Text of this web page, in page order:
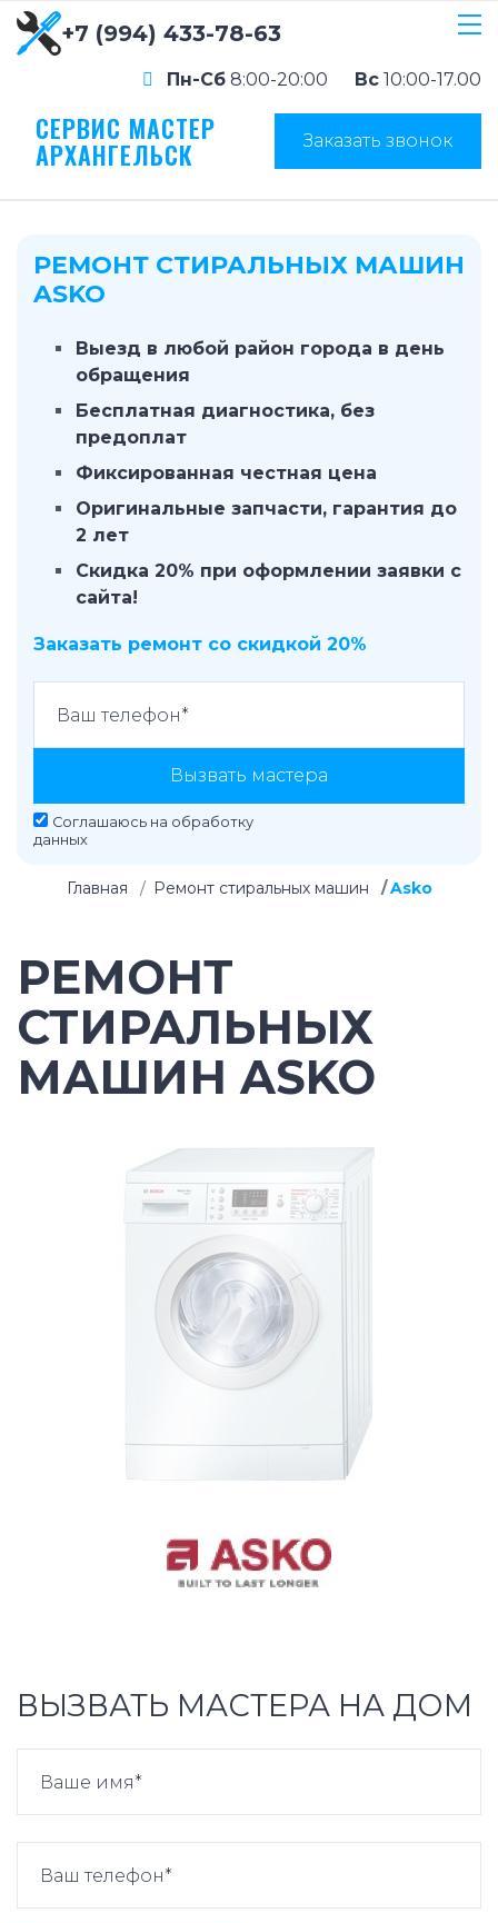
+7 (994) 433-78-63
Пн-Сб 8:00-20:00 Вс 10:00-17.00
СЕРВИС МАСТЕР
АРХАНГЕЛЬСК Заказать звонок
РЕМОНТ СТИРАЛЬНЫХ МАШИН
ASKO
Выезд в любой район города в день
обращения
Бесплатная диагностика, без
предоплат
Фиксированная честная цена
Оригинальные запчасти, гарантия до
2 лет
Скидка 20% при оформлении заявки с
сайта!
Заказать ремонт со скидкой 20%
Вызвать мастера
Соглашаюсь на обработку
данных
Главная Ремонт стиральных машин Asko
РЕМОНТ
СТИРАЛЬНЫХ
МАШИН ASKO
ВЫЗВАТЬ МАСТЕРА НА ДОМ